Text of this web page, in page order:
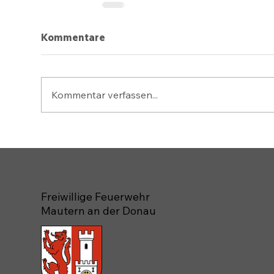
Kommentare
Kommentar verfassen...
Freiwillige Feuerwehr
Mautern an der Donau